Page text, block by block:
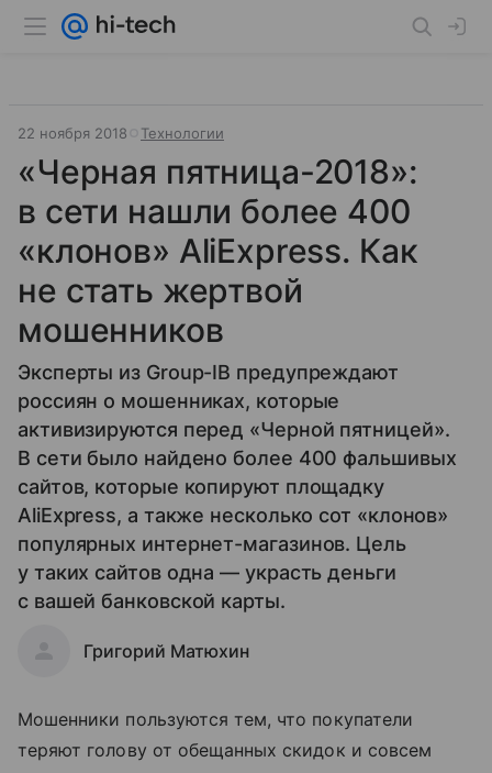
22 ноября 2018 Технологии
«Черная пятница-2018»:
в сети нашли более 400
«клонов» AliExpress. Как
не стать жертвой
мошенников
Эксперты из Group-IB предупреждают
россиян о мошенниках, которые
активизируются перед «Черной пятницей».
В сети было найдено более 400 фальшивых
сайтов, которые копируют площадку
AliExpress, а также несколько сот «клонов»
популярных интернет-магазинов. Цель
у таких сайтов одна — украсть деньги
с вашей банковской карты.
Григорий Матюхин
Мошенники пользуются тем, что покупатели
теряют голову от обещанных скидок и совсем